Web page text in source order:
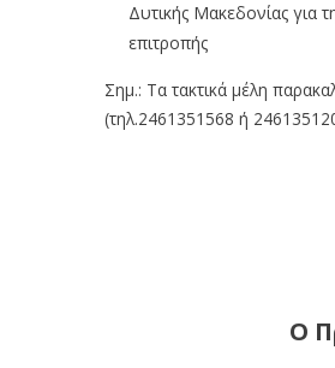
Δυτικής Μακεδονίας για
επιτροπής
Σημ.: Τα τακτικά μέλη
(τηλ.2461351568 ή
Ο